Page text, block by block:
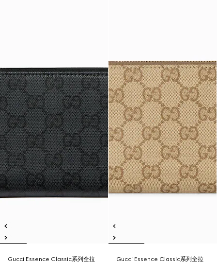
Gucci Essence Classic系列全拉
Gucci Essence Classic系列全拉